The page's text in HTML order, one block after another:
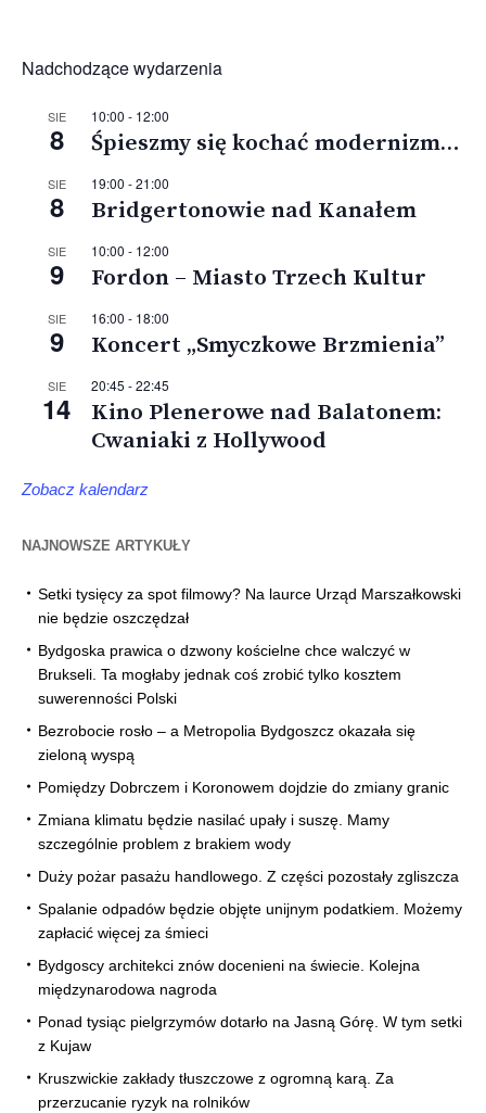
Nadchodzące wydarzenia
SIE
8
10:00 - 12:00
Śpieszmy się kochać modernizm…
SIE
8
19:00 -21:00
Bridgertonowie nad Kanałem
SIE
9
10:00 - 12:00
Fordon – Miasto Trzech Kultur
SIE
9
16:00 - 18:00
Koncert „Smyczkowe Brzmienia”
SIE
14
20:45 -22:45
Kino Plenerowe nad Balatonem:
Cwaniaki z Hollywood
Zobacz kalendarz
NAJNOWSZE ARTYKUŁY
Setki tysięcy za spot filmowy? Na laurce Urząd Marszałkowski
nie będzie oszczędzał
Bydgoska prawica o dzwony kościelne chce walczyć w
Brukseli. Ta mogłaby jednak coś zrobić tylko kosztem
suwerenności Polski
Bezrobocie rosło – a Metropolia Bydgoszcz okazała się
zieloną wyspą
Pomiędzy Dobrczem i Koronowem dojdzie do zmiany granic
Zmiana klimatu będzie nasilać upały i suszę. Mamy
szczególnie problem z brakiem wody
Duży pożar pasażu handlowego. Z części pozostały zgliszcza
Spalanie odpadów będzie objęte unijnym podatkiem. Możemy
zapłacić więcej za śmieci
Bydgoscy architekci znów docenieni na świecie. Kolejna
międzynarodowa nagroda
Ponad tysiąc pielgrzymów dotarło na Jasną Górę. W tym setki
z Kujaw
Kruszwickie zakłady tłuszczowe z ogromną karą. Za
przerzucanie ryzyk na rolników